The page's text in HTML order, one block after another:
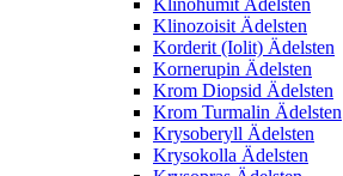
Klinohumit Ädelsten
Klinozoisit Ädelsten
Korderit (Iolit) Ädelsten
Kornerupin Ädelsten
Krom Diopsid Ädelsten
Krom Turmalin Ädelsten
Krysoberyll Ädelsten
Krysokolla Ädelsten